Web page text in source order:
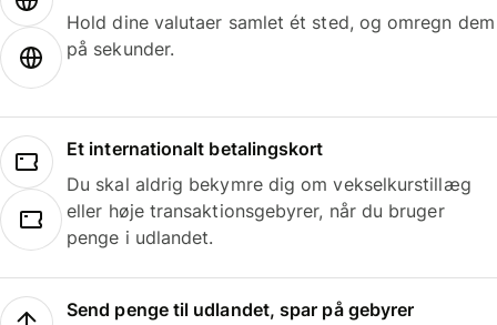
Hold dine valutaer samlet ét sted, og omregn dem
på sekunder.
Et internationalt betalingskort
Du skal aldrig bekymre dig om vekselkurstillæg
eller høje transaktionsgebyrer, når du bruger
penge i udlandet.
Send penge til udlandet, spar på gebyrer